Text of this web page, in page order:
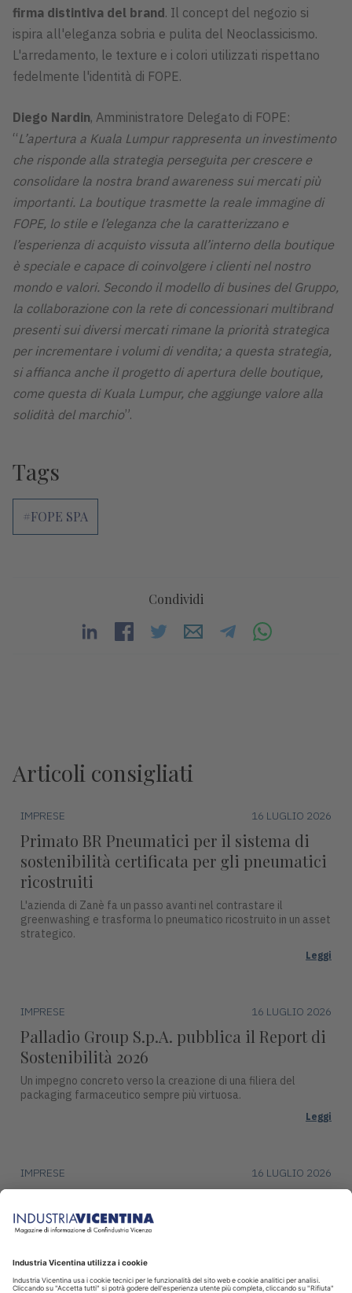
firma distintiva del brand. Il concept del negozio si
ispira all'eleganza sobria e pulita del Neoclassicismo.
L'arredamento, le texture e i colori utilizzati rispettano
fedelmente l'identità di FOPE.
Diego Nardin, Amministratore Delegato di FOPE:
“L’apertura a Kuala Lumpur rappresenta un investimento
che risponde alla strategia perseguita per crescere e
consolidare la nostra brand awareness sui mercati più
importanti. La boutique trasmette la reale immagine di
FOPE, lo stile e l’eleganza che la caratterizzano e
l’esperienza di acquisto vissuta all’interno della boutique
è speciale e capace di coinvolgere i clienti nel nostro
mondo e valori. Secondo il modello di busines del Gruppo,
la collaborazione con la rete di concessionari multibrand
presenti sui diversi mercati rimane la priorità strategica
per incrementare i volumi di vendita; a questa strategia,
si affianca anche il progetto di apertura delle boutique,
come questa di Kuala Lumpur, che aggiunge valore alla
solidità del marchio”.
Tags
#FOPE SPA
Condividi
Articoli consigliati
IMPRESE 16 LUGLIO 2026
Primato BR Pneumatici per il sistema di
sostenibilità certificata per gli pneumatici
ricostruiti
L'azienda di Zanè fa un passo avanti nel contrastare il
greenwashing e trasforma lo pneumatico ricostruito in un asset
strategico.
Leggi
IMPRESE 16 LUGLIO 2026
Palladio Group S.p.A. pubblica il Report di
Sostenibilità 2026
Un impegno concreto verso la creazione di una filiera del
packaging farmaceutico sempre più virtuosa.
Leggi
IMPRESE 16 LUGLIO 2026
dentistico del futuro
intelligenti per il settore dentale.
Leggi